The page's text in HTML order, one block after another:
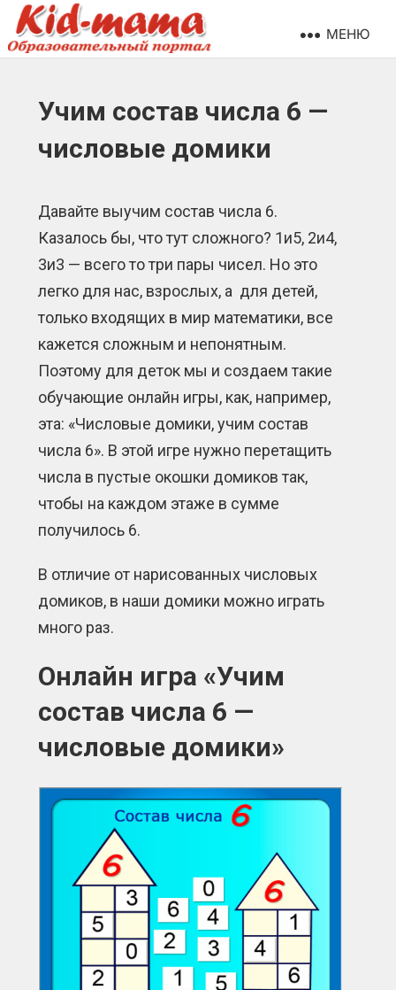
МЕНЮ
Учим состав числа 6 —
числовые домики
Давайте выучим состав числа 6.
Казалось бы, что тут сложного? 1и5, 2и4,
3и3 — всего то три пары чисел. Но это
легко для нас, взрослых, а для детей,
только входящих в мир математики, все
кажется сложным и непонятным.
Поэтому для деток мы и создаем такие
обучающие онлайн игры, как, например,
эта: «Числовые домики, учим состав
числа 6». В этой игре нужно перетащить
числа в пустые окошки домиков так,
чтобы на каждом этаже в сумме
получилось 6.
В отличие от нарисованных числовых
домиков, в наши домики можно играть
много раз.
Онлайн игра «Учим
состав числа 6 —
числовые домики»